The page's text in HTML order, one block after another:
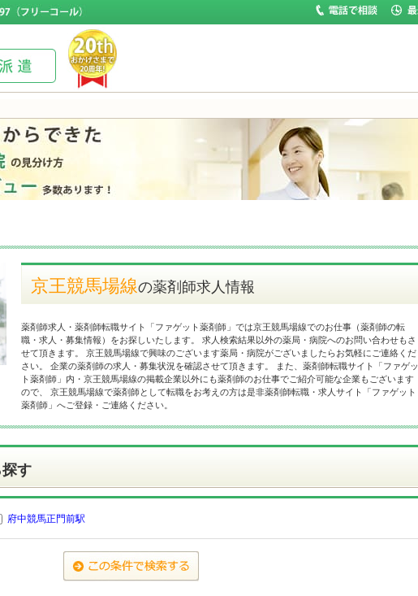
京王競馬場線の薬剤師求人情報
薬剤師求人・薬剤師転職サイト「ファゲット薬剤師」では京王競馬場線でのお仕事（薬剤師の転
職・求人・募集情報）をお探しいたします。 求人検索結果以外の薬局・病院へのお問い合わせもさ
せて頂きます。 京王競馬場線で興味のございます薬局・病院がございましたらお気軽にご連絡くだ
さい。 企業の薬剤師の求人・募集状況を確認させて頂きます。 また、薬剤師転職サイト「ファゲッ
ト薬剤師」内・京王競馬場線の掲載企業以外にも薬剤師のお仕事でご紹介可能な企業もございます
ので、 京王競馬場線で薬剤師として転職をお考えの方は是非薬剤師転職・求人サイト「ファゲット
薬剤師」へご登録・ご連絡ください。
す
府中競馬正門前駅